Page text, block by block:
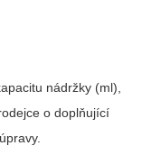
nádržky (ml),
o doplňující